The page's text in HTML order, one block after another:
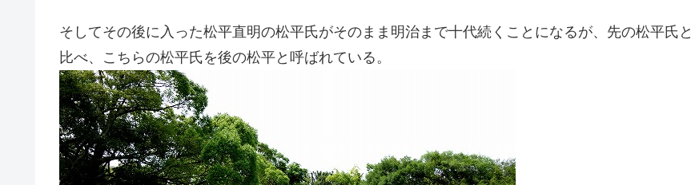
そしてその後に入った松平直明の松平氏がそのまま明治まで十代続くことになるが、先の松平氏と
比べ、こちらの松平氏を後の松平と呼ばれている。